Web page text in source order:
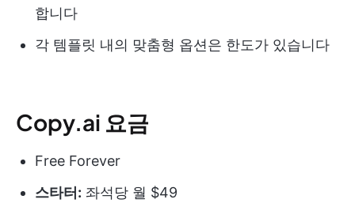
합니다
각 템플릿 내의 맞춤형 옵션은 한도가 있습니다
Copy.ai 요금
Free Forever
스타터: 좌석당 월 $49